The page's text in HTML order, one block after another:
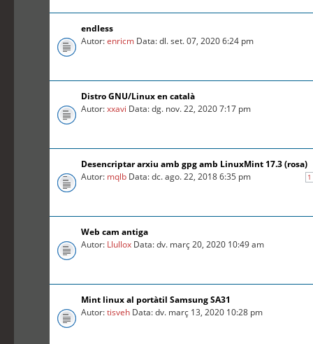
endless
Autor:enricm Data: dl. set. 07, 2020 6:24 pm
Distro GNU/Linux en català
Autor:xxavi Data: dg. nov. 22, 2020 7:17 pm
Desencriptar arxiu amb gpg amb LinuxMint 17.3 (rosa)
1
Autor: mqlb Data: dc. ago. 22, 2018 6:35 pm
Web cam antiga
Autor: Llullox Data: dv. març 20, 2020 10:49 am
Mint linux al portàtil Samsung SA31
Autor:tisveh Data: dv. març 13, 2020 10:28 pm